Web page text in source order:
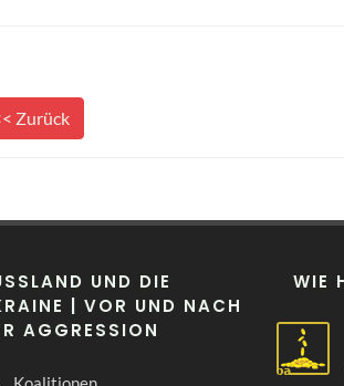
Zurück
UND DIE
| VOR UND NACH
AGGRESSION
WIE